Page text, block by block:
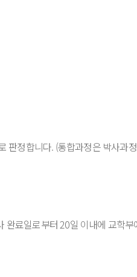
판정합니다. (통합과정은 박사과
료일로부터 20일 이내에 교학